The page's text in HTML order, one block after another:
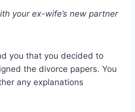
your ex-wife’s new partner
you that you decided to
the divorce papers. You
any explanations